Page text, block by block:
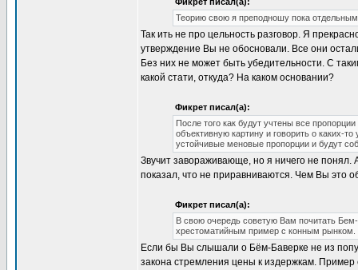
Теорию свою я преподношу пока
Так ить не про цельность разговор. Я
утверждение Вы не обосновали. Все они
Без них не может быть убедительности. С
какой стати, откуда? На каком основании?
Фикрет писал(а):
После того как будут учтены все
объективную картину и говорить о каких-
устойчивые меновые пропорции и будут
Звучит завораживающе, но я ничего не
показал, что не приравниваются. Чем Вы это
Фикрет писал(а):
В свою очередь советую Вам почитать
хрестоматийным пример с конным рынком.
Если бы Вы слышали о Бём-Баверке не из
закона стремления цены к издержкам.